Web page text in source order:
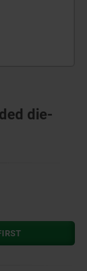
die-